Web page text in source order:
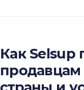
Как Selsup
продавцам